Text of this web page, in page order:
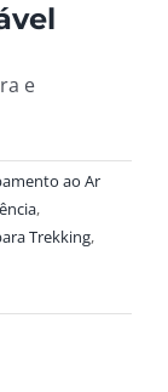
e
ao Ar
,
Trekking,